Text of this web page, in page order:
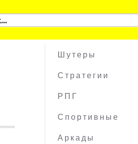
Шутеры
Стратегии
РПГ
Спортивные
Аркады